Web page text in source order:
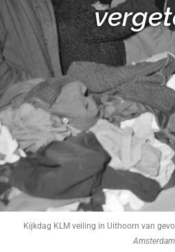
Kijkdag KLM veiling in Uithoorn van
Amsterdam